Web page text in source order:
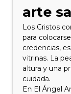
arte
Los Cristos
para
credencias,
vitrinas. La
altura y una
cuidada.
En El Ángel